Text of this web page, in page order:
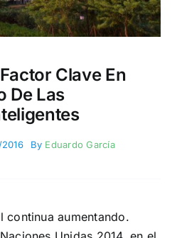
Clave En
De Las
By Eduardo García
continua aumentando.